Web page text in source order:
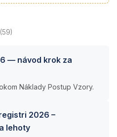
(59)
— návod krok za
Náklady Postup Vzory.
2026 –
lehoty